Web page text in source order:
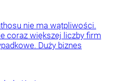
nie ma wątpliwości.
coraz większej liczby firm
Duży biznes